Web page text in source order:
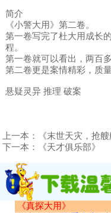
简介
《小警大用》第二卷。
第一卷写完了杜大用成长
程。
第一卷就可以看出，两百
第二卷更是案情精彩，质
悬疑灵异 推理 破案
上一本：
《末世天灾，抢
下一本：
《天才俱乐部》
《真探大用》